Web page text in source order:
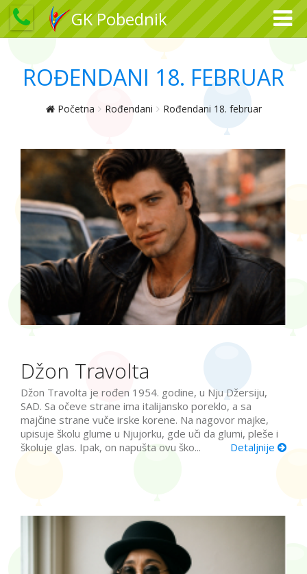
GK Pobednik
ROĐENDANI 18. FEBRUAR
Početna Rođendani Rođendani 18. februar
Džon Travolta
Džon Travolta je rođen 1954. godine, u Nju Džersiju,
SAD. Sa očeve strane ima italijansko poreklo, a sa
majčine strane vuče irske korene. Na nagovor majke,
upisuje školu glume u Njujorku, gde uči da glumi, pleše i
školuje glas. Ipak, on napušta ovu ško...
Detaljnije